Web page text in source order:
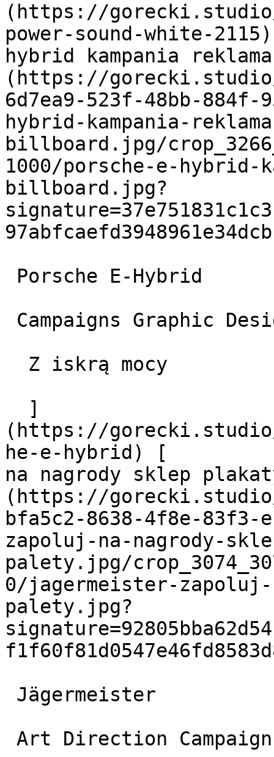
(https://
power-sound-white-
hybrid kampania
(https://
6d7ea9-523f-48bb-884f-
hybrid-kampania-
billboard.jpg/
1000/porsche-e-hybrid-
billboard.jpg?
(https://
he-e-hybrid) [
na nagrody sklep
(https://
bfa5c2-8638-4f8e-83f3-
zapoluj-na-nagrody-
palety.jpg/
0/jagermeister-
palety.jpg?